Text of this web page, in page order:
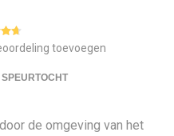
toevoegen
de omgeving van het